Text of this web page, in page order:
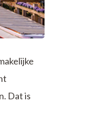
Dat is